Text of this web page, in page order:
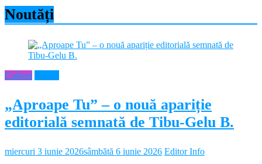
Noutăți
Cultura
„Aproape Tu” – o nouă apariție
editorială semnată de Tibu-Gelu B.
miercuri 3 iunie 2026sâmbătă 6 iunie 2026 Editor Info